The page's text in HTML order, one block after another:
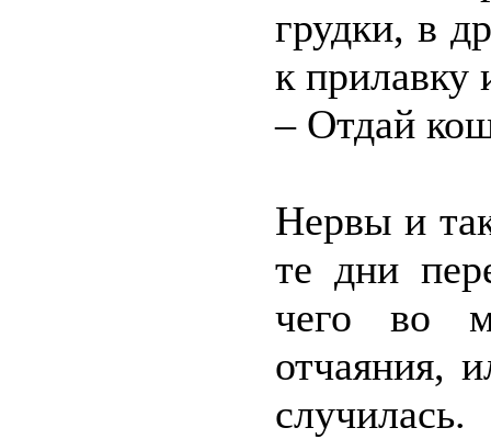
грудки, в
к прилавку
– Отдай
Нервы и
те дни
чего во
отчаяния,
случилась.